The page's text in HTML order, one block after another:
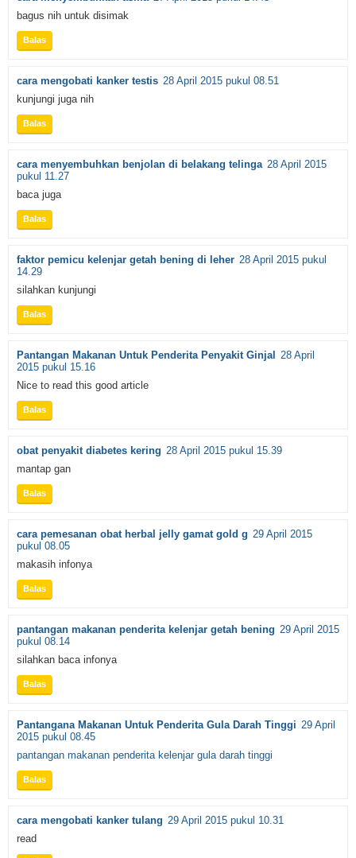
bagus nih untuk disimak
Balas
cara mengobati kanker testis 28 April 2015 pukul 08.51
kunjungi juga nih
Balas
cara menyembuhkan benjolan di belakang telinga 28 April 2015
pukul 11.27
baca juga
Balas
faktor pemicu kelenjar getah bening di leher 28 April 2015 pukul
14.29
silahkan kunjungi
Balas
Pantangan Makanan Untuk Penderita Penyakit Ginjal
28 April
2015 pukul 15.16
Nice to read this good article
Balas
obat penyakit diabetes kering 28 April 2015 pukul 15.39
mantap gan
Balas
cara pemesanan obat herbal jelly gamat gold g 29 April 2015
pukul 08.05
makasih infonya
Balas
pantangan makanan penderita kelenjar getah bening 29 April 2015
pukul 08.14
silahkan baca infonya
Balas
Pantangana Makanan Untuk Penderita Gula Darah Tinggi 29 April
2015 pukul 08.45
pantangan makanan penderita kelenjar gula darah tinggi
Balas
cara mengobati kanker tulang 29 April 2015 pukul 10.31
read